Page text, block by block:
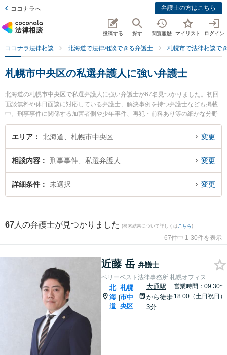
ココナラへ 弁護士の方はこちら
投稿する 探す 閲覧履歴 マイリスト ログイン
ココナラ法律相談 北海道で法律相談できる弁護士 札幌市で法律相談で
札幌市中央区の私選弁護人に強い弁護士
北海道の札幌市中央区で私選弁護人に強い弁護士が67名見つかりました。初回
面談無料や休日面談に対応している弁護士、解決事例を持つ弁護士なども掲載
中。刑事事件に関係する加害者側や少年事件、再犯・前科あり等の細かな分野
での絞り込み検索もでき便利です。特にベリーベスト法律事務所 札幌オフィス
の近藤 岳弁護士やノースポール法律事務所の平野 史人弁護士、東京スタートア
護人のトラブルを今すぐに弁護士に相談したい』『私選弁護人のトラブル解決
の実績豊富な近くの弁護士を検索したい』『初回相談無料で私選弁護人を法律
相談できる札幌市中央区内の弁護士に相談予約したい』などでお困りの相談者
エリア 北海道、札幌市中央区 変更
相談内容 刑事事件、私選弁護人 変更
詳細条件 未選択 変更
67 人の弁護士が見つかりました (検索結果について詳しくは こちら)
67件中 1-30件を表示
近藤 岳 弁護士
ベリーベスト法律事務所 札幌オフィス
北
海
道
|
札幌
市中
央区
大通駅
から徒歩
3分
営業時間：09:30~
18:00（土日祝日）